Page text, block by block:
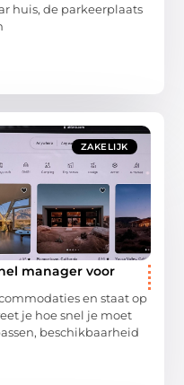
huis, de parkeerplaats
ZAKELIJK
manager voor
en staat op
je hoe snel je moet
beschikbaarheid